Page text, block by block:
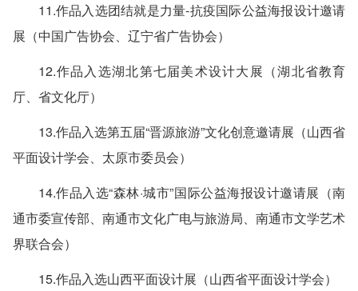
11.作品入选团结就是力量-抗疫国际公益海报设计邀请
展（中国广告协会、辽宁省广告协会）
12.作品入选湖北第七届美术设计大展（湖北省教育
厅、省文化厅）
13.作品入选第五届“晋源旅游”文化创意邀请展（山西省
平面设计学会、太原市委员会）
14.作品入选“森林·城市”国际公益海报设计邀请展（南
通市委宣传部、南通市文化广电与旅游局、南通市文学艺术
界联合会）
15.作品入选山西平面设计展（山西省平面设计学会）